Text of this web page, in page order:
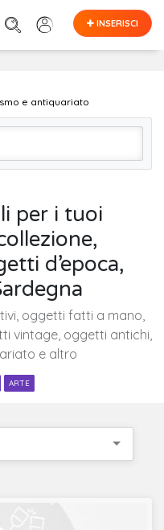
INSERISCI
e antiquariato
per i tuoi
d’epoca,
oggetti fatti a mano,
vintage, oggetti antichi,
e altro
ARTE